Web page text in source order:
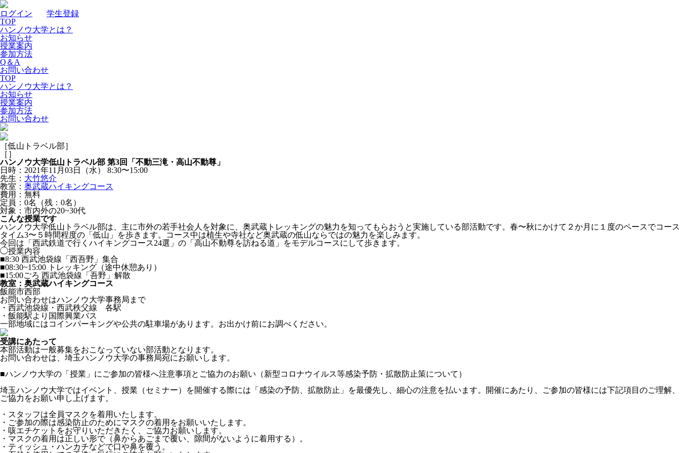
ログイン
学生登録
TOP
ハンノウ大学とは？
お知らせ
授業案内
参加方法
Q＆A
お問い合わせ
TOP
ハンノウ大学とは？
お知らせ
授業案内
参加方法
お問い合わせ
［低山トラベル部］
［ ］
ハンノウ大学低山トラベル部 第3回「不動三滝・高山不動尊」
日時：2021年11月03日（水） 8:30〜15:00
先生： 大竹悠介
教室： 奥武蔵ハイキングコース
費用：無料
定員：0名（残：0名）
対象：市内外の20~30代
こんな授業です
ハンノウ大学低山トラベル部は、主に市外の若手社会人を対象に、奥武蔵トレッキングの魅力を知ってもらおうと実施している部活動です。春〜秋にかけて２か月に１度のペースでコース
タイム3〜５時間程度の「低山」を歩きます。コース中は植生や寺社など奥武蔵の低山ならではの魅力を楽しみます。
今回は「西武鉄道で行くハイキングコース24選」の「高山不動尊を訪ねる道」をモデルコースにして歩きます。
◯授業内容
■8:30 西武池袋線「西吾野」集合
■08:30~15:00 トレッキング（途中休憩あり）
■15:00ごろ 西武池袋線「吾野」解散
教室：奥武蔵ハイキングコース
飯能市西部
お問い合わせはハンノウ大学事務局まで
・西武池袋線・西武秩父線 各駅
・飯能駅より国際興業バス
一部地域にはコインパーキングや公共の駐車場があります。お出かけ前にお調べください。
受講にあたって
本部活動は一般募集をおこなっていない部活動となります。
お問い合わせは、埼玉ハンノウ大学の事務局宛にお願いします。
■ハンノウ大学の「授業」にご参加の皆様へ注意事項とご協力のお願い（新型コロナウイルス等感染予防・拡散防止策について）
埼玉ハンノウ大学ではイベント、授業（セミナー）を開催する際には「感染の予防、拡散防止」を最優先し、細心の注意を払います。開催にあたり、ご参加の皆様には下記項目のご理解、
ご協力をお願い申し上げます。
・スタッフは全員マスクを着用いたします。
・ご参加の際は感染防止のためにマスクの着用をお願いいたします。
・咳エチケットをお守りいただきたく、ご協力お願いします。
・マスクの着用は正しい形で（鼻からあごまで覆い、隙間がないように着用する）。
・ティッシュ・ハンカチなどで口や鼻を覆う。